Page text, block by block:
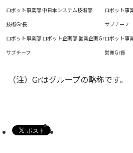
ロボット事業部 中日本システム技術部
技術Gr長
ロボット事
サブチーフ
ロボット事業部 ロボット企画部 営業企画Gr
サブチーフ
ロボット事
営業Gr長
（注）Grはグループの略称です。